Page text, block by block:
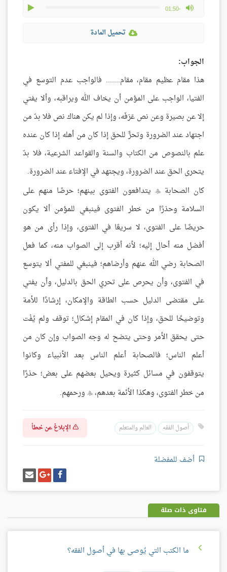
-01:50
max volume
تحميل المادة
الجواب:
هذا مقام عظيم مقام، مقام....... فالواجب عدم التوسع في
الفتيا، الواجب على المؤمن أن يخاف الله ويراقبه، وألا يفتي
إلا عن بصيرة وعن نص عَرَفَه، وإذا لم يكن هناك نص فلا بدّ من
اجتهاد عند الضرورة وتحرٍّ للحق إذا كان من أهله إذا كان عنده
علم بالنصوص من الكتاب والسنة والقواعد الشرعية، فلا بدّ
يتحرى الحق عند الضرورة، ويجتهد في الإفتاء عند الضرورة.
كان الصحابة  يتدافعون الفتوى بينهم؛ حرصًا منهم على
السلامة وحذرًا من خطر الفتوى فينبغي للمؤمن ألا يكون
حريصًا على الفتوى، لا سريعًا في الفتوى، وإذا رأى من هو
أفضل منه أحال إليه؛ لأنه أقرب إلى الصواب منه، كما فعل
الصحابة رضي الله عنهم وأرضاهم؛ فينبغي للمفتي ألا يتوسع
في الفتوى، وأن يحرص على تحري الحق بالدليل، وأن يفتي
على مقتضى الدليل حسب الطاقة والإمكان، إرشادًا للأمة
وتوضيحًا للحق، وإذا كان في المقام إشكال؛ توقف ولم يُفْت
حتى يحقق الأمر وحتى يتضح له وجه الصواب وإن كان من
أعلم الناس؛ فالصحابة أعلم الناس بعد الأنبياء وكانوا
يتوقفون في مسائل كثيرة ويحيل بعضهم على بعض؛ حذرًا
من خطر الفتوى، وهكذا الأئمة بعدهم،  ورحمهم.
أصول الفقه العالم والمتعلم الإبلاغ عن خطأ
أضف للمفضلة
شارك
على
فيسبوك
شارك
على
غوغل
بلس
إرسل
إيميل
فتاوى ذات صلة
ما الكتب التي يُوصى بها في أصول الفقه؟